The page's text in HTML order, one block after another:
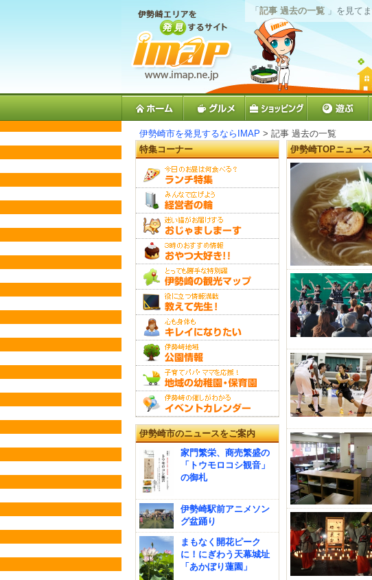
「記事 過去の一覧 」を見てま
伊勢崎市を発見するならIMAP > 記事 過去の一覧
伊勢崎TOPニュー
特集コーナー
伊勢崎市のニュースをご案内
家門繁栄、商売繁盛の
「トウモロコシ観音」
の御札
伊勢崎駅前アニメソン
グ盆踊り
まもなく開花ピーク
に！にぎわう天幕城址
「あかぼり蓮園」